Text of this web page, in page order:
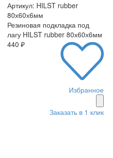
Артикул: HILST rubber
80х60х6мм
Резиновая подкладка под
лагу HILST rubber 80х60х6мм
440 ₽
Избранное
Заказать в 1 клик